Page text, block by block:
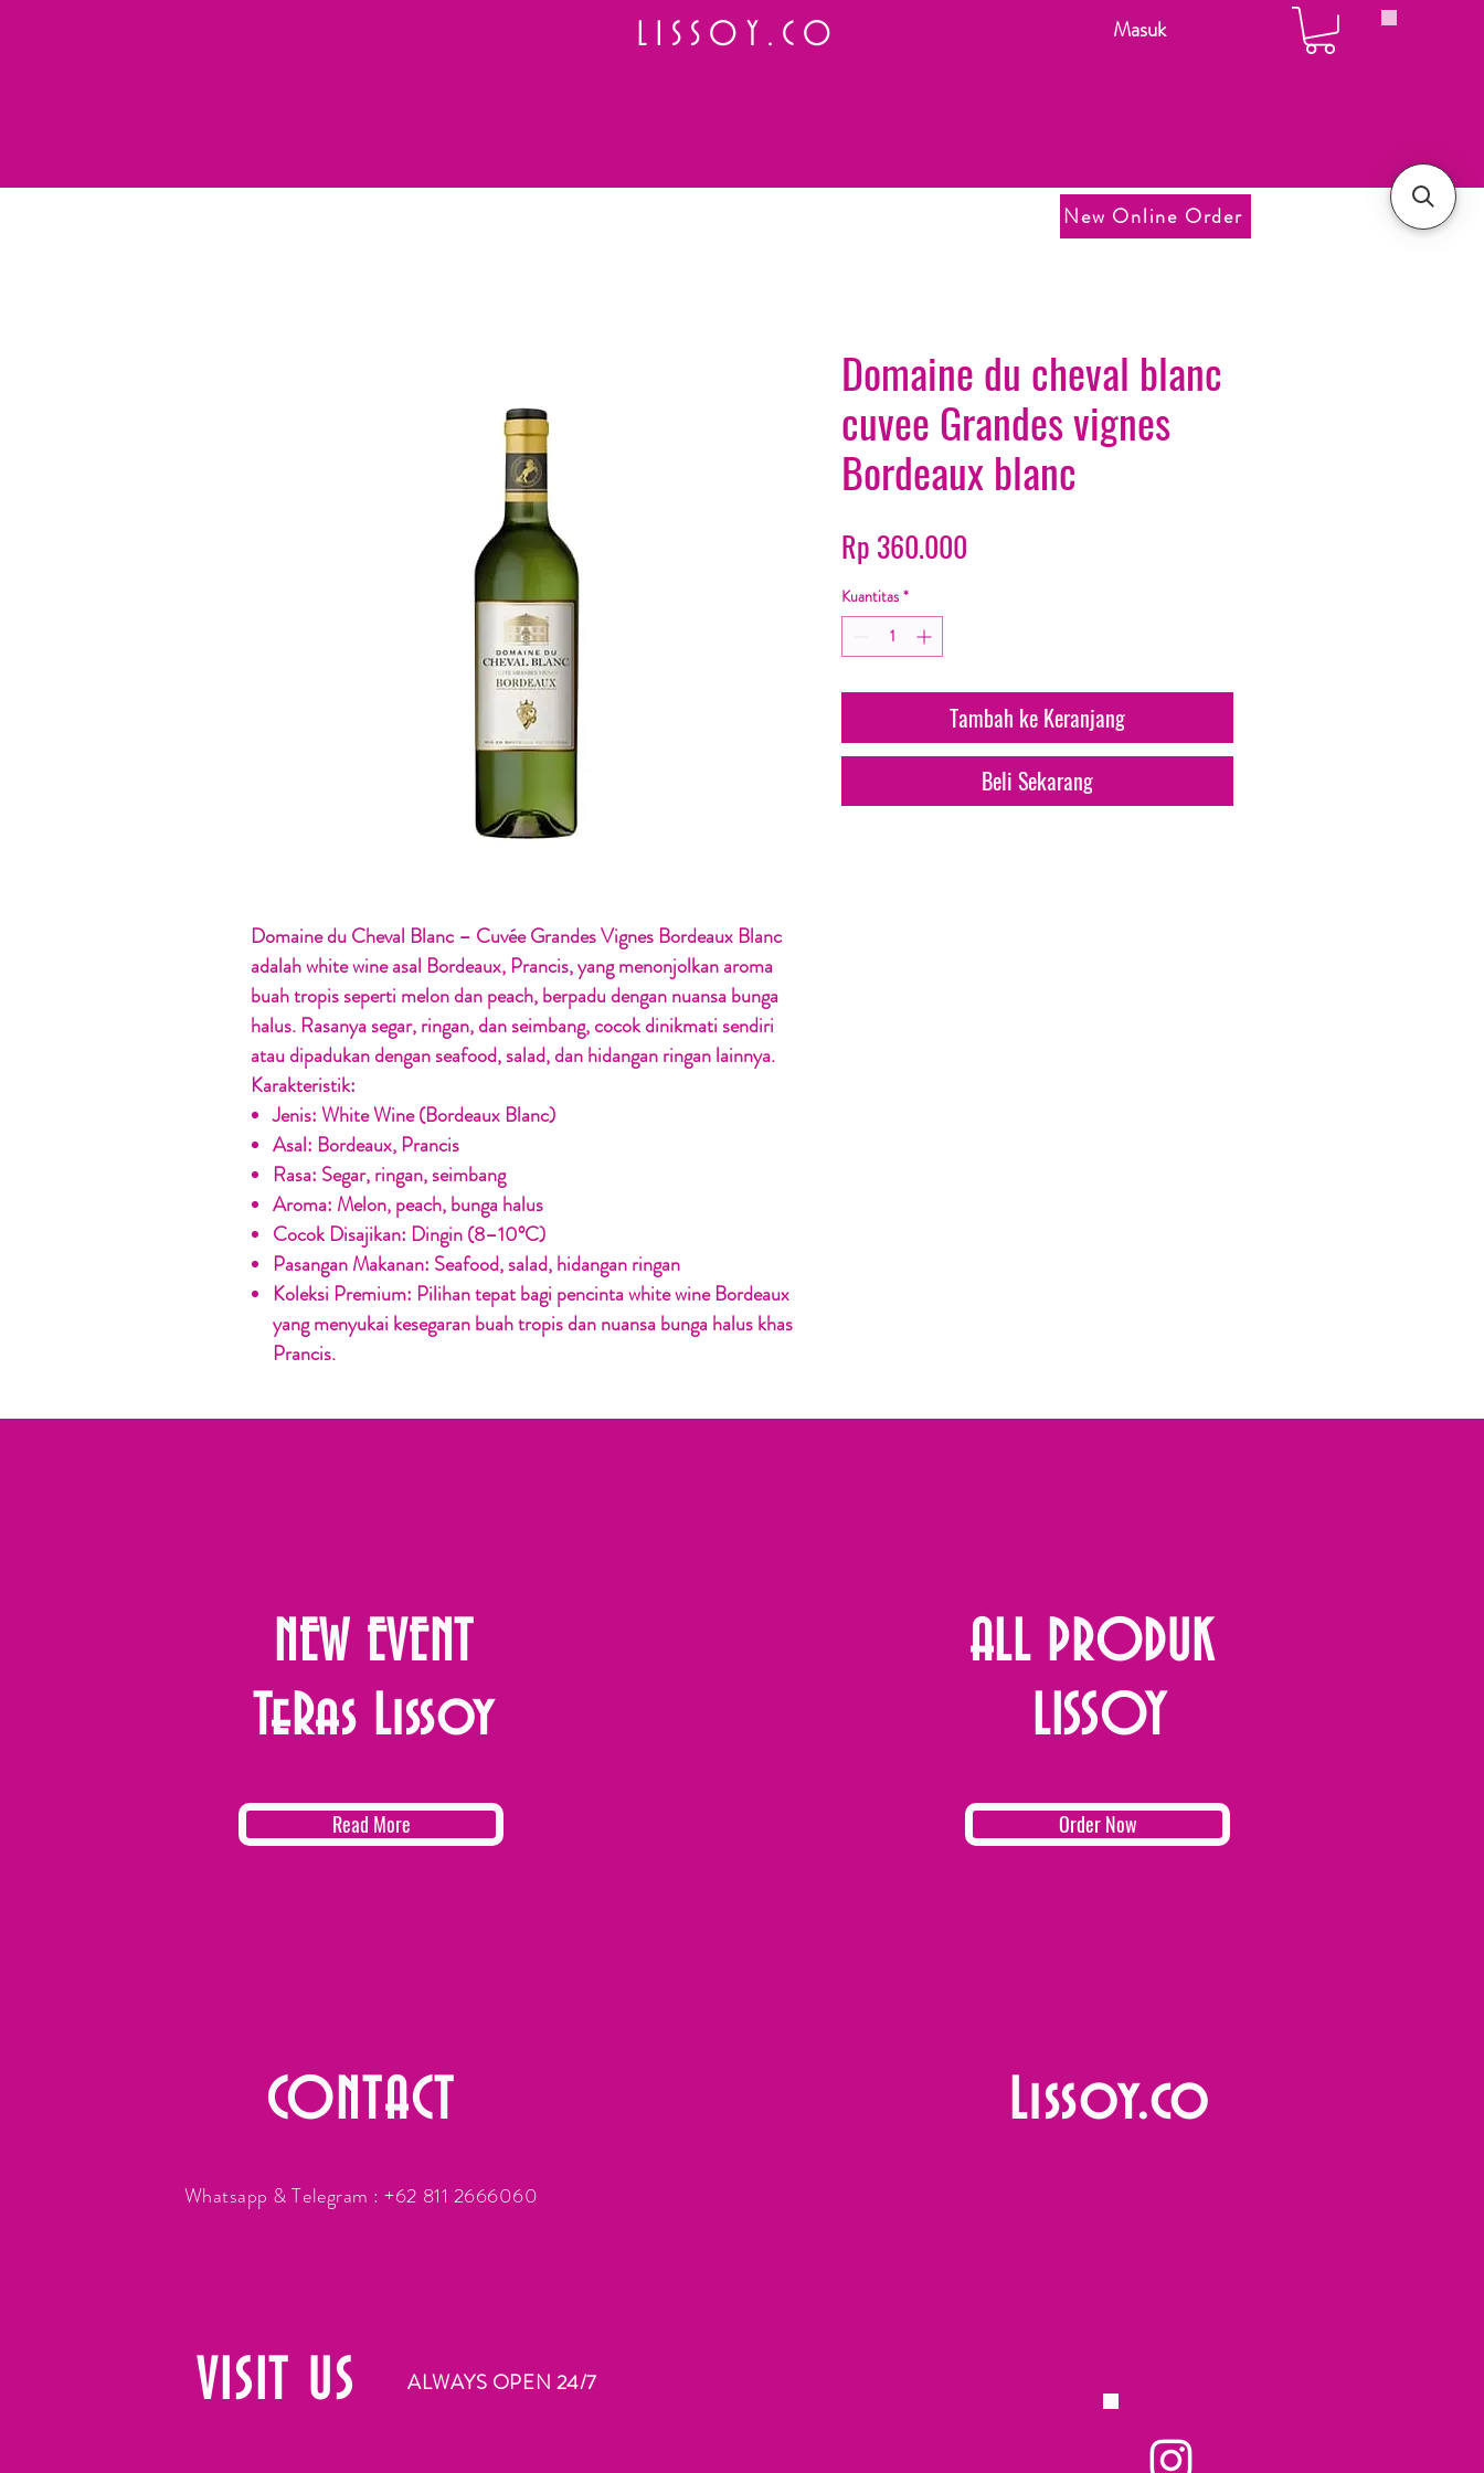
L I S S O Y . C O Masuk
Domaine du Cheval Blanc – Cuvée Grandes Vignes Bordeaux Blanc
adalah white wine asal Bordeaux, Prancis, yang menonjolkan aroma
buah tropis seperti melon dan peach, berpadu dengan nuansa bunga
halus. Rasanya segar, ringan, dan seimbang, cocok dinikmati sendiri
atau dipadukan dengan seafood, salad, dan hidangan ringan lainnya.
Karakteristik:
Jenis:White Wine (Bordeaux Blanc)
Asal: Bordeaux, Prancis
Rasa: Segar, ringan, seimbang
Aroma: Melon, peach, bunga halus
Cocok Disajikan: Dingin (8–10°C)
Pasangan Makanan: Seafood, salad, hidangan ringan
Koleksi Premium: Pilihan tepat bagi pencinta white wine Bordeaux
yang menyukai kesegaran buah tropis dan nuansa bunga halus khas
Prancis.
Domaine du cheval blanc
cuvee Grandes vignes
Bordeaux blanc
Rp 360.000
Kuantitas *
Tambah ke Keranjang
Beli Sekarang
New Online Order
NEW EVENT
TeRas Lissoy
Read More
ALL PRODUK
LISSOY
Order Now
CONTACT
Whatsapp & Telegram : +62 811 2666060
Lissoy.co
VISIT US ALWAYS OPEN 24/7